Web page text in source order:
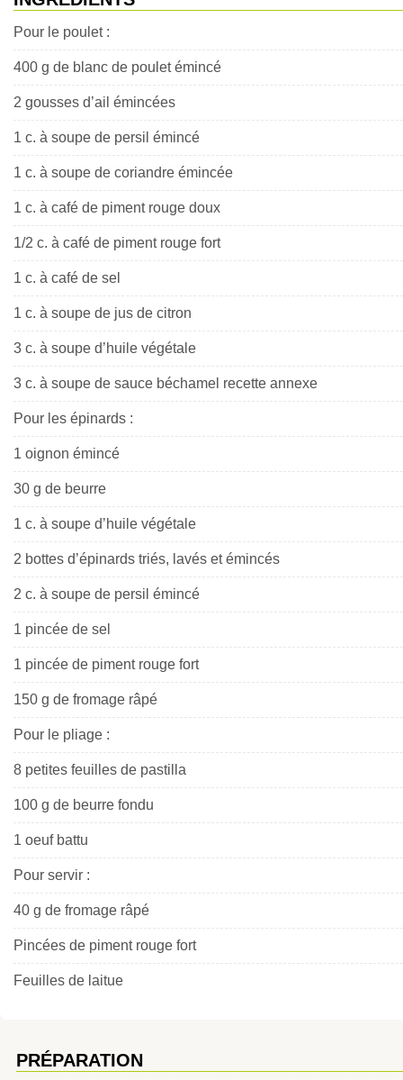
Pour le poulet :
400 g de blanc de poulet émincé
2 gousses d’ail émincées
1 c. à soupe de persil émincé
1 c. à soupe de coriandre émincée
1 c. à café de piment rouge doux
1/2 c. à café de piment rouge fort
1 c. à café de sel
1 c. à soupe de jus de citron
3 c. à soupe d’huile végétale
3 c. à soupe de sauce béchamel recette annexe
Pour les épinards :
1 oignon émincé
30 g de beurre
1 c. à soupe d’huile végétale
2 bottes d’épinards triés, lavés et émincés
2 c. à soupe de persil émincé
1 pincée de sel
1 pincée de piment rouge fort
150 g de fromage râpé
Pour le pliage :
8 petites feuilles de pastilla
100 g de beurre fondu
1 oeuf battu
Pour servir :
40 g de fromage râpé
Pincées de piment rouge fort
Feuilles de laitue
PRÉPARATION